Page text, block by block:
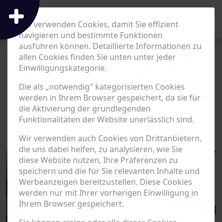
Wir verwenden Cookies, damit Sie effizient
navigieren und bestimmte Funktionen
ausführen können. Detaillierte Informationen zu
allen Cookies finden Sie unten unter jeder
Einwilligungskategorie.
Die als „notwendig" kategorisierten Cookies
werden in Ihrem Browser gespeichert, da sie für
die Aktivierung der grundlegenden
Funktionalitäten der Website unerlässlich sind.
Wir verwenden auch Cookies von Drittanbietern,
die uns dabei helfen, zu analysieren, wie Sie
diese Website nutzen, Ihre Präferenzen zu
speichern und die für Sie relevanten Inhalte und
Werbeanzeigen bereitzustellen. Diese Cookies
werden nur mit Ihrer vorherigen Einwilligung in
Ihrem Browser gespeichert.
Net Cube
SEO für Einsteiger –
So werden Sie bei
Google besser
gefunden